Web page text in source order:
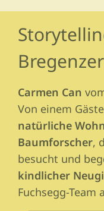
Carmen Can
Von einem
natürliche
Baumforscher,
besucht und
kindlicher
Fuchsegg-Team